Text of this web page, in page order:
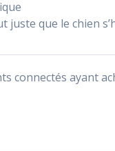
juste que le chien
connectés ayant